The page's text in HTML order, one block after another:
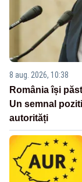
8 aug. 2026, 10:38
România își
Un semnal
autorități